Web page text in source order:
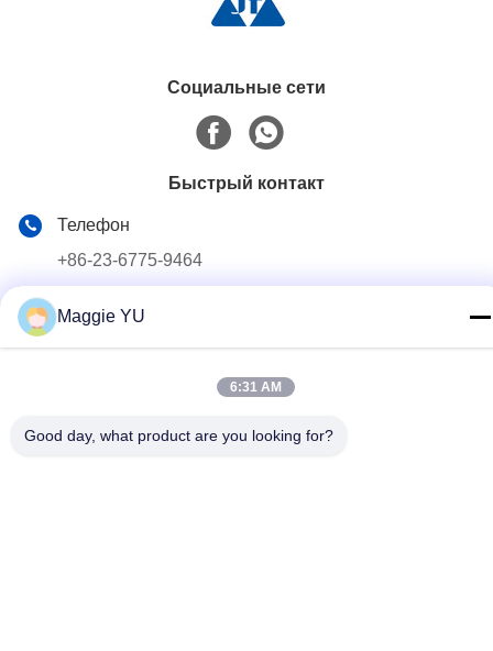
Социальные сети
Быстрый контакт
Телефон
+86-23-6775-9464
Maggie YU
6:31 AM
Good day, what product are you looking for?